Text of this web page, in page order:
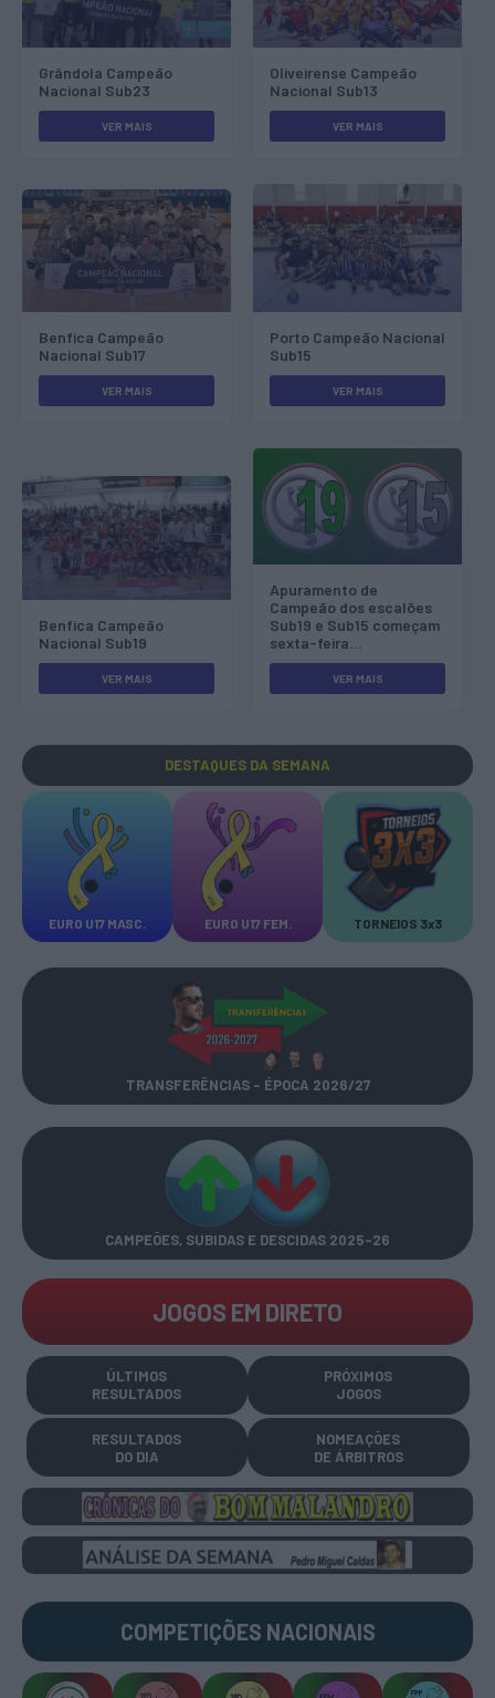
Grândola Campeão
Nacional Sub23
VER MAIS
Oliveirense Campeão
Nacional Sub13
VER MAIS
Benfica Campeão
Nacional Sub17
VER MAIS
Porto Campeão Nacional
Sub15
VER MAIS
Benfica Campeão
Nacional Sub19
VER MAIS
Apuramento de
Campeão dos escalões
Sub19 e Sub15 começam
sexta-feira...
VER MAIS
DESTAQUES DA SEMANA
EURO U17 MASC. EURO U17 FEM. TORNEIOS 3x3
TRANSFERÊNCIAS - ÉPOCA 2026/27
CAMPEÕES, SUBIDAS E DESCIDAS 2025-26
JOGOS EM DIRETO
ÚLTIMOS
RESULTADOS
PRÓXIMOS
JOGOS
RESULTADOS
DO DIA
NOMEAÇÕES
DE ÁRBITROS
COMPETIÇÕES NACIONAIS